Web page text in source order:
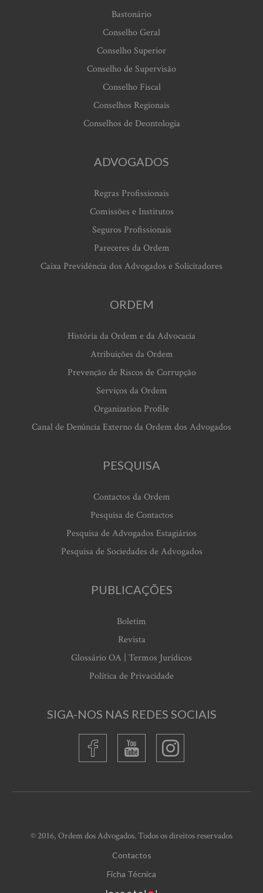
Bastonário
Conselho Geral
Conselho Superior
Conselho de Supervisão
Conselho Fiscal
Conselhos Regionais
Conselhos de Deontologia
ADVOGADOS
Regras Profissionais
Comissões e Institutos
Seguros Profissionais
Pareceres da Ordem
Caixa Previdência dos Advogados e Solicitadores
ORDEM
História da Ordem e da Advocacia
Atribuições da Ordem
Prevenção de Riscos de Corrupção
Serviços da Ordem
Organization Profile
Canal de Denúncia Externo da Ordem dos Advogados
PESQUISA
Contactos da Ordem
Pesquisa de Contactos
Pesquisa de Advogados Estagiários
Pesquisa de Sociedades de Advogados
PUBLICAÇÕES
Boletim
Revista
Glossário OA | Termos Jurídicos
Política de Privacidade
SIGA-NOS NAS REDES SOCIAIS
© 2016, Ordem dos Advogados. Todos os direitos reservados
Contactos
Ficha Técnica